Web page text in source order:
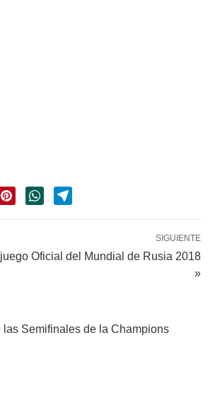
SIGUIENTE
Oficial del Mundial de Rusia 2018
»
las Semifinales de la Champions